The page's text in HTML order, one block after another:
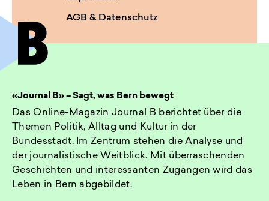
AGB & Datenschutz
«Journal B» – Sagt, was Bern bewegt
Das Online-Magazin Journal B berichtet über die
Themen Politik, Alltag und Kultur in der
Bundesstadt. Im Zentrum stehen die Analyse und
der journalistische Weitblick. Mit überraschenden
Geschichten und interessanten Zugängen wird das
Leben in Bern abgebildet.